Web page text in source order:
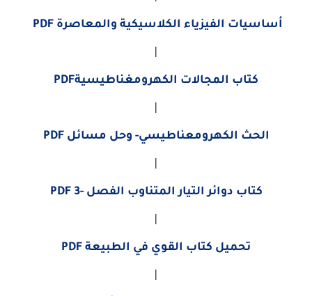
أساسيات الفيزياء الكلاسيكية والمعاصرة PDF
|
كتاب المجالات الكهرومغناطيسيةPDF
|
الحث الكهرومعناطيسي- وحل مسائل PDF
|
كتاب دوائر التيار المتناوب الفصل -3 PDF
|
تحميل كتاب القوي في الطبيعة PDF
|